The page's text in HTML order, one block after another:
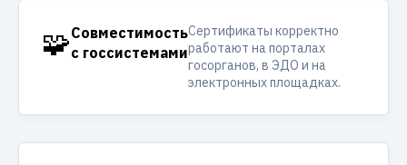
🧩Совместимость
с госсистемами
Сертификаты корректно
работают на порталах
госорганов, в ЭДО и на
электронных площадках.